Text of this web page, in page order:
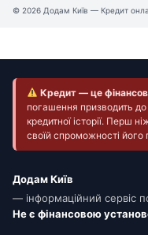
© 2026 Додам Київ — Кредит
Кредит — це
погашення призводить
кредитної історії. Перш
своїй спроможності його
Додам Київ
— інформаційний сервіс
Не є фінансовою